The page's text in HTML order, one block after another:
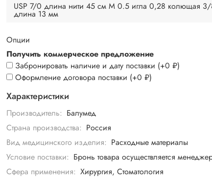
USP 7/0 длина нити 45 см M 0.5 игла 0,28 колющая
длина 13 мм
Опции
Получить коммерческое предложение
Забронировать наличие и дату поставки (+0 ₽)
Оформление договора поставки (+0 ₽)
Характеристики
Производитель: Балумед
Страна производства: Россия
Вид медицинского изделия: Расходные материалы
Условие поставки: Бронь товара осуществляется
Сфера применения: Хирургия, Стоматология